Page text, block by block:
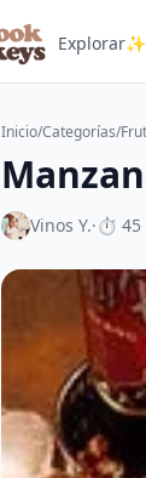
Explorar
Inicio/Categorías/
Vinos Y.·⏱ 45